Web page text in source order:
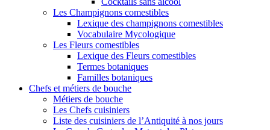
Les Champignons comestibles
Lexique des champignons comestibles
Vocabulaire Mycologique
Les Fleurs comestibles
Lexique des Fleurs comestibles
Termes botaniques
Familles botaniques
Chefs et métiers de bouche
Métiers de bouche
Les Chefs cuisiniers
Liste des cuisiniers de l’Antiquité à nos jours